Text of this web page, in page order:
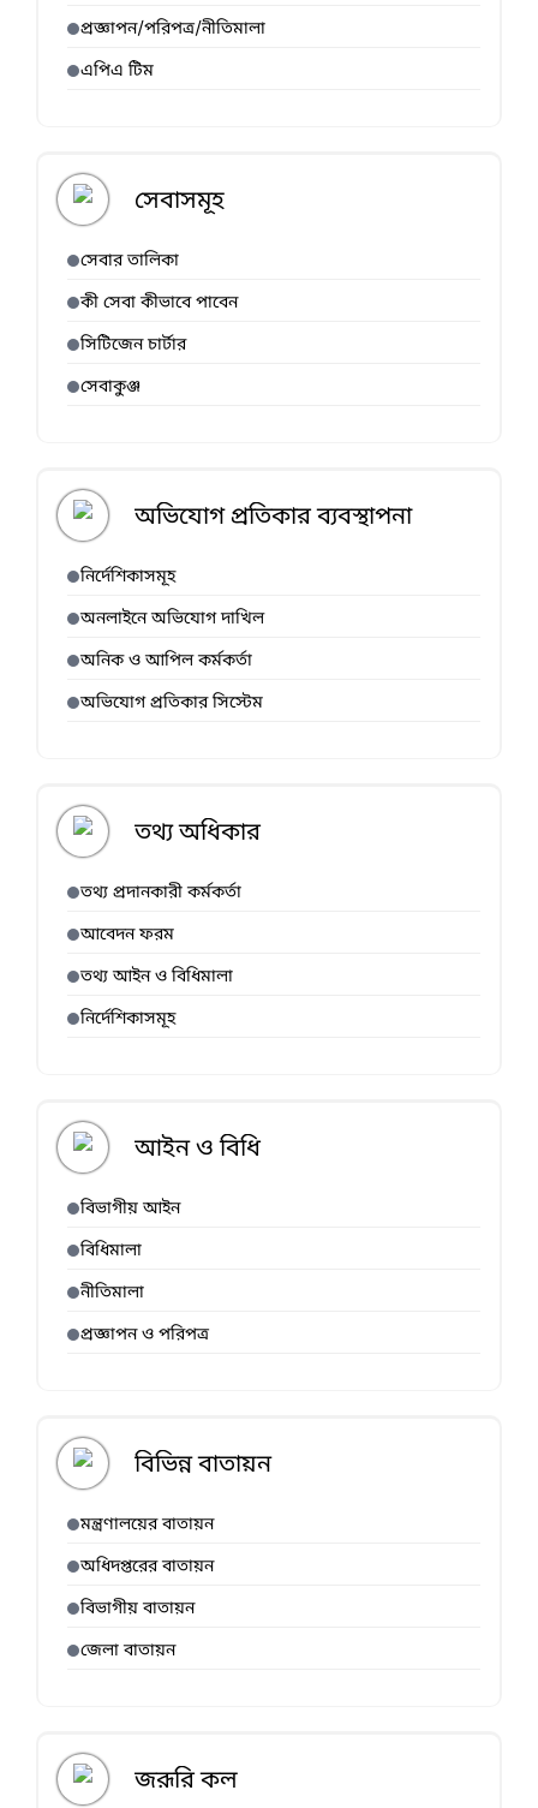
প্রজ্ঞাপন/পরিপত্র/নীতিমালা
এপিএ টিম
সেবাসমূহ
সেবার তালিকা
কী সেবা কীভাবে পাবেন
সিটিজেন চার্টার
সেবাকুঞ্জ
অভিযোগ প্রতিকার ব্যবস্থাপনা
নির্দেশিকাসমূহ
অনলাইনে অভিযোগ দাখিল
অনিক ও আপিল কর্মকর্তা
অভিযোগ প্রতিকার সিস্টেম
তথ্য অধিকার
তথ্য প্রদানকারী কর্মকর্তা
আবেদন ফরম
তথ্য আইন ও বিধিমালা
নির্দেশিকাসমূহ
আইন ও বিধি
বিভাগীয় আইন
বিধিমালা
নীতিমালা
প্রজ্ঞাপন ও পরিপত্র
বিভিন্ন বাতায়ন
মন্ত্রণালয়ের বাতায়ন
অধিদপ্তরের বাতায়ন
বিভাগীয় বাতায়ন
জেলা বাতায়ন
জরূরি কল